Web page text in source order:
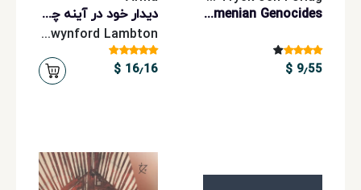
The Kurdish and Armenian Genocides
9٫55 $
دیدار خود در آینه چشم دیگری
Ann Katherine Swynford Lambton
16٫16 $